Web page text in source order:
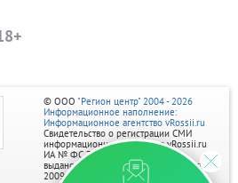
© ООО "Регион центр" 2004 - 2026
Информационное наполнение:
Информационное агентство vRossii.ru
Свидетельство о регистрации СМИ
информационного агентства vRossii.ru
ИА № ФС 77‑35502
выдано РОСКОМНАДЗОРом 04 марта
2009г.